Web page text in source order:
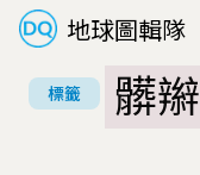
地球圖輯隊
標籤 髒辮